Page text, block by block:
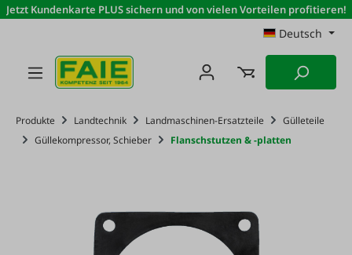
Zum Hauptinhalt springen
Jetzt Kundenkarte PLUS sichern und von vielen Vorteilen profitieren!
Deutsch
Produkte Landtechnik Landmaschinen-Ersatzteile
Gülleteile
Güllekompressor, Schieber
Flanschstutzen & -platten